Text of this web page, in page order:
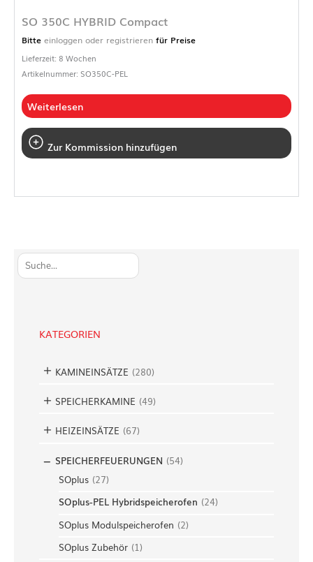
S
u
KATEGORIEN
KAMINEINSÄTZE (280)
SPEICHERKAMINE (49)
HEIZEINSÄTZE (67)
SPEICHERFEUERUNGEN (54)
SOplus (27)
SOplus-PEL Hybridspeicherofen (24)
SOplus Modulspeicherofen (2)
SOplus Zubehör (1)
SO 350C HYBRID Compact
Bitte einloggen oder registrieren für Preise
Lieferzeit: 8 Wochen
Artikelnummer: SO350C-PEL
Weiterlesen
Zur Kommission hinzufügen